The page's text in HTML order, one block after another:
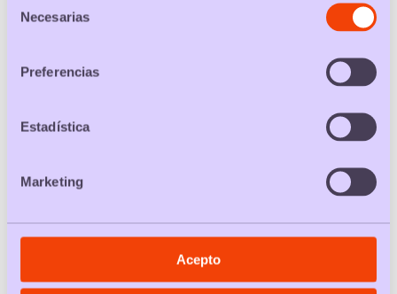
Necesarias
Preferencias
Estadística
Marketing
Acepto
Alla moda
Packs giocattoli
Packs valigia